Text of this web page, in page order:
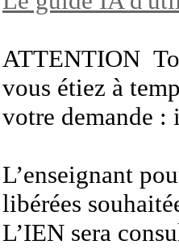
ATTENTION
vous étiez à
votre demande :
L’enseignant
libérées
L’IEN sera